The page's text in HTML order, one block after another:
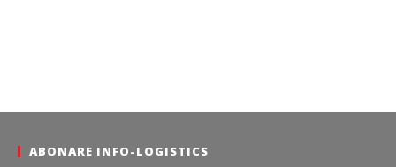
ABONARE INFO-LOGISTICS